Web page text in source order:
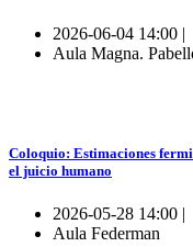
2026-06-04 14:00 |
Aula Magna.
Coloquio: Estimaciones
el juicio humano
2026-05-28 14:00 |
Aula Federman